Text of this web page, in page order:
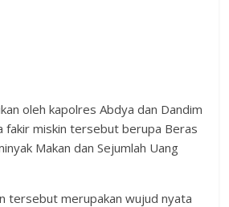
oleh kapolres Abdya dan Dandim
fakir miskin tersebut berupa Beras
Makan dan Sejumlah Uang
tersebut merupakan wujud nyata